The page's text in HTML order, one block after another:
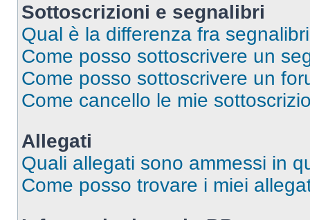
Sottoscrizioni e segnalibri
Qual è la differenza fra
Come posso sottoscrivere un
Come posso sottoscrivere un
Come cancello le mie
Allegati
Quali allegati sono ammessi in
Come posso trovare i miei